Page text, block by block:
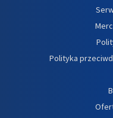
Polityka